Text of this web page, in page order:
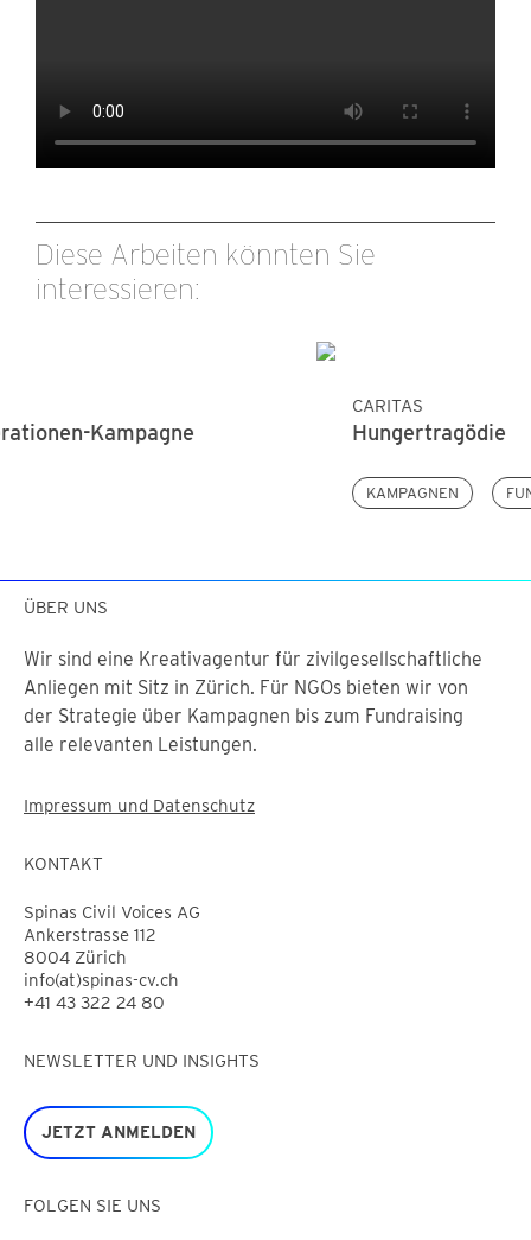
Diese Arbeiten könnten Sie
interessieren:
Hungertragödie
ÜBER UNS
Wir sind eine Kreativagentur für zivilgesellschaftliche
Anliegen mit Sitz in Zürich. Für NGOs bieten wir von
der Strategie über Kampagnen bis zum Fundraising
alle relevanten Leistungen.
Impressum und Datenschutz
KONTAKT
Spinas Civil Voices AG
Ankerstrasse 112
8004 Zürich
info(at)spinas-cv.ch
+41 43 322 24 80
NEWSLETTER UND INSIGHTS
JETZT ANMELDEN
FOLGEN SIE UNS